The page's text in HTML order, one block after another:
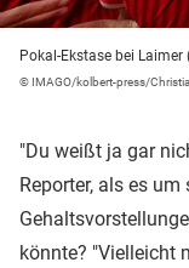
Pokal-Ekstase bei
© IMAGO/kolbert-press/
"Du weißt ja gar
Reporter, als es
könnte? "Vielleicht